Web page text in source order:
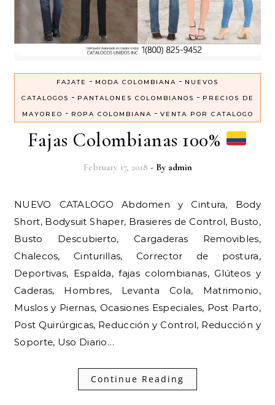
FAJATE - MODA COLOMBIANA - NUEVOS
CATALOGOS - PANTALONES COLOMBIANOS - PRECIOS DE
MAYOREO - ROPA COLOMBIANA - VENTA POR CATALOGO
Fajas Colombianas 100%
February 17, 2018 - By admin
NUEVO CATALOGO Abdomen y Cintura, Body
Short, Bodysuit Shaper, Brasieres de Control, Busto,
Busto Descubierto, Cargaderas Removibles,
Chalecos, Cinturillas, Corrector de postura,
Deportivas, Espalda, fajas colombianas, Glúteos y
Caderas, Hombres, Levanta Cola, Matrimonio,
Muslos y Piernas, Ocasiones Especiales, Post Parto,
Post Quirúrgicas, Reducción y Control, Reducción y
Soporte, Uso Diario…
Continue Reading